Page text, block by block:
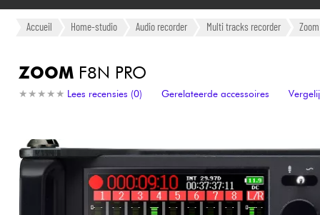
Gitaar & Bas
Synths & samplers
Licht
Viool & Quatuor
Accueil Home-studio Audio recorder Multi tracks recorder Zoom
ZOOMF8N PRO
★ ★ ★ ★ ★
★ ★ ★ ★ ★ Lees recensies (0) Gerelateerde accessoires